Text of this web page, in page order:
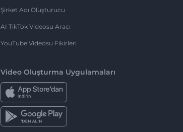
Şirket Adı Oluşturucu
AI TikTok Videosu Aracı
YouTube Videosu Fikirleri
Video Oluşturma Uygulamaları